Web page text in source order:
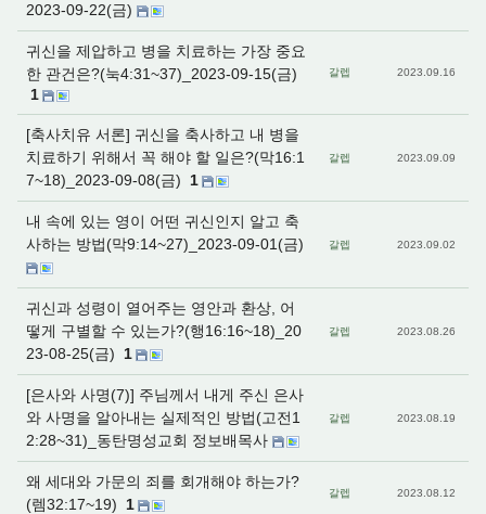
2023-09-22(금)
귀신을 제압하고 병을 치료하는 가장 중요
한 관건은?(눅4:31~37)_2023-09-15(금)
1
갈렙 2023.09.16
[축사치유 서론] 귀신을 축사하고 내 병을
치료하기 위해서 꼭 해야 할 일은?(막16:1
7~18)_2023-09-08(금)
1
갈렙 2023.09.09
내 속에 있는 영이 어떤 귀신인지 알고 축
사하는 방법(막9:14~27)_2023-09-01(금)
갈렙 2023.09.02
귀신과 성령이 열어주는 영안과 환상, 어
떻게 구별할 수 있는가?(행16:16~18)_20
23-08-25(금)
1
갈렙 2023.08.26
[은사와 사명(7)] 주님께서 내게 주신 은사
와 사명을 알아내는 실제적인 방법(고전1
2:28~31)_동탄명성교회 정보배목사
갈렙 2023.08.19
왜 세대와 가문의 죄를 회개해야 하는가?
(렘32:17~19)
1
갈렙 2023.08.12